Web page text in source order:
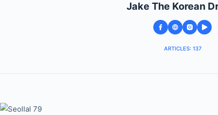
Jake The Korean
ARTICLES: 137